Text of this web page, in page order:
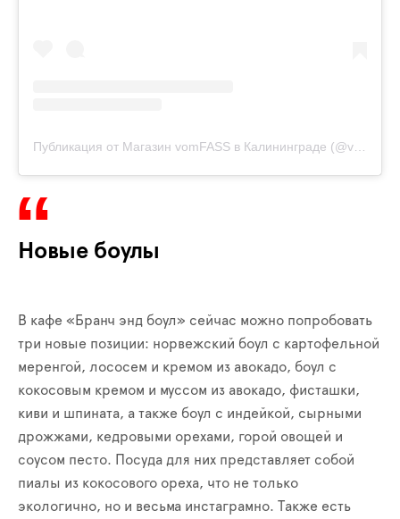
Новые боулы
В кафе «Бранч энд боул» сейчас можно попробовать
три новые позиции: норвежский боул с картофельной
меренгой, лососем и кремом из авокадо, боул с
кокосовым кремом и муссом из авокадо, фисташки,
киви и шпината, а также боул с индейкой, сырными
дрожжами, кедровыми орехами, горой овощей и
соусом песто. Посуда для них представляет собой
пиалы из кокосового ореха, что не только
экологично, но и весьма инстаграмно. Также есть